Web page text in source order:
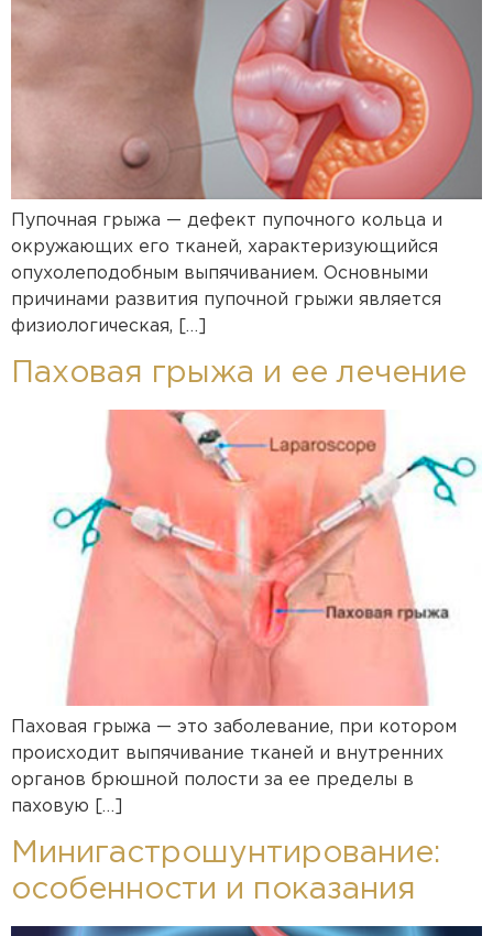
Пупочная грыжа — дефект пупочного кольца и
окружающих его тканей, характеризующийся
опухолеподобным выпячиванием. Основными
причинами развития пупочной грыжи является
физиологическая, […]
Паховая грыжа и ее лечение
Паховая грыжа — это заболевание, при котором
происходит выпячивание тканей и внутренних
органов брюшной полости за ее пределы в
паховую […]
Минигастрошунтирование:
особенности и показания